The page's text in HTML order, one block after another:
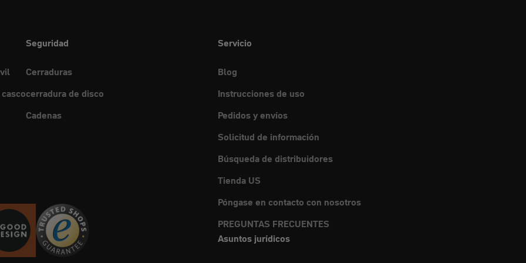
Seguridad
Cerraduras
cerradura de disco
Cadenas
Servicio
Blog
Instrucciones de uso
Pedidos y envíos
Solicitud de información
Búsqueda de distribuidores
Tienda US
Póngase en contacto con nosotros
PREGUNTAS FRECUENTES
Asuntos jurídicos